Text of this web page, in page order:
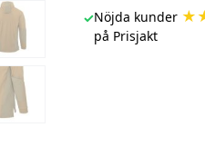
✓Nöjda kunder
på Prisjakt